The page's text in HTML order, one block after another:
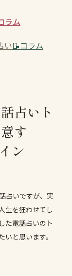
ラム
い📝コラム
占いト
す
ン
占いですが、実
生を狂わせてし
た電話占いのト
と思います。